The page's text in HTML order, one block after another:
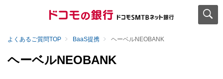
よくあるご質問TOP BaaS提携 ヘーベルNEOBANK
ヘーベルNEOBANK